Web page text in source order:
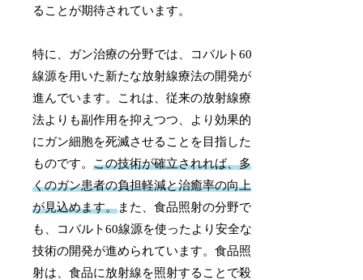
ることが期待されています。
特に、ガン治療の分野では、コバルト60
線源を用いた新たな放射線療法の開発が
進んでいます。これは、従来の放射線療
法よりも副作用を抑えつつ、より効果的
にガン細胞を死滅させることを目指した
ものです。この技術が確立されれば、多
くのガン患者の負担軽減と治癒率の向上
が見込めます。また、食品照射の分野で
も、コバルト60線源を使ったより安全な
技術の開発が進められています。食品照
射は、食品に放射線を照射することで殺